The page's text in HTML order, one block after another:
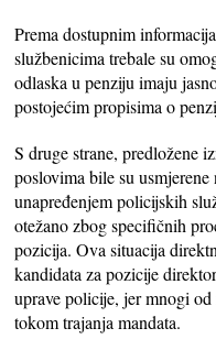
Prema dostupnim
službenicima trebale su
odlaska u penziju imaju
postojećim propisima o
S druge strane, predložene
poslovima bile su
unapređenjem policijskih
otežano zbog specifičnih
pozicija. Ova situacija
kandidata za pozicije
uprave policije, jer mnogi
tokom trajanja mandata.